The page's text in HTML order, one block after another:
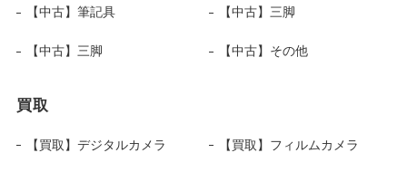
【中古】筆記具 【中古】三脚
【中古】三脚 【中古】その他
買取
【買取】デジタルカメラ 【買取】フィルムカメラ